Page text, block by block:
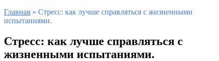
Главная » Стресс: как лучше справляться с жизненными
испытаниями.
Стресс: как лучше справляться с
жизненными испытаниями.